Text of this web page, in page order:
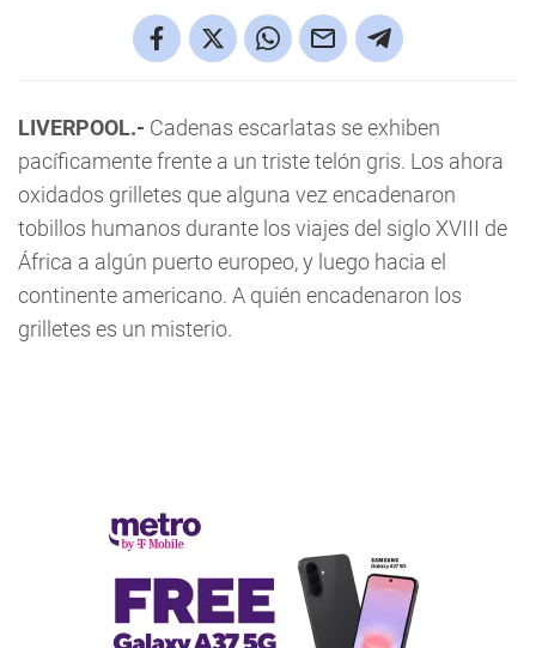
LIVERPOOL.- Cadenas escarlatas se exhiben
pacíficamente frente a un triste telón gris. Los ahora
oxidados grilletes que alguna vez encadenaron
tobillos humanos durante los viajes del siglo XVIII de
África a algún puerto europeo, y luego hacia el
continente americano. A quién encadenaron los
grilletes es un misterio.